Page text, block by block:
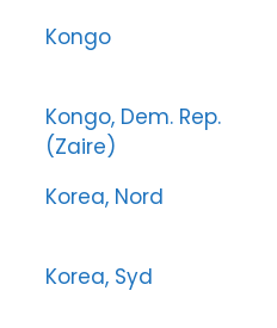
Kongo
Kongo, Dem. Rep.
(Zaire)
Korea, Nord
Korea, Syd